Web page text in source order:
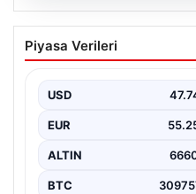
07.08.2026
2026-27 Süper Lig
Üçüncü
sezonu için
Piyasa Verileri
USD
EUR
ALTIN
BTC